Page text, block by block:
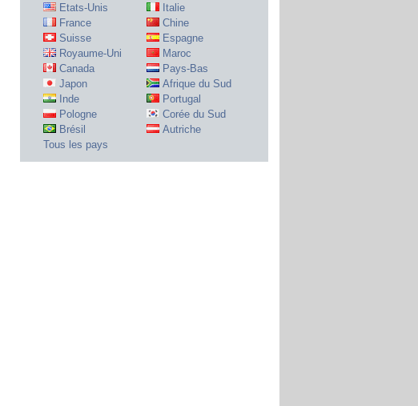
Etats-Unis
Italie
France
Chine
Suisse
Espagne
Royaume-Uni
Maroc
Canada
Pays-Bas
Japon
Afrique du Sud
Inde
Portugal
Pologne
Corée du Sud
Brésil
Autriche
Tous les pays